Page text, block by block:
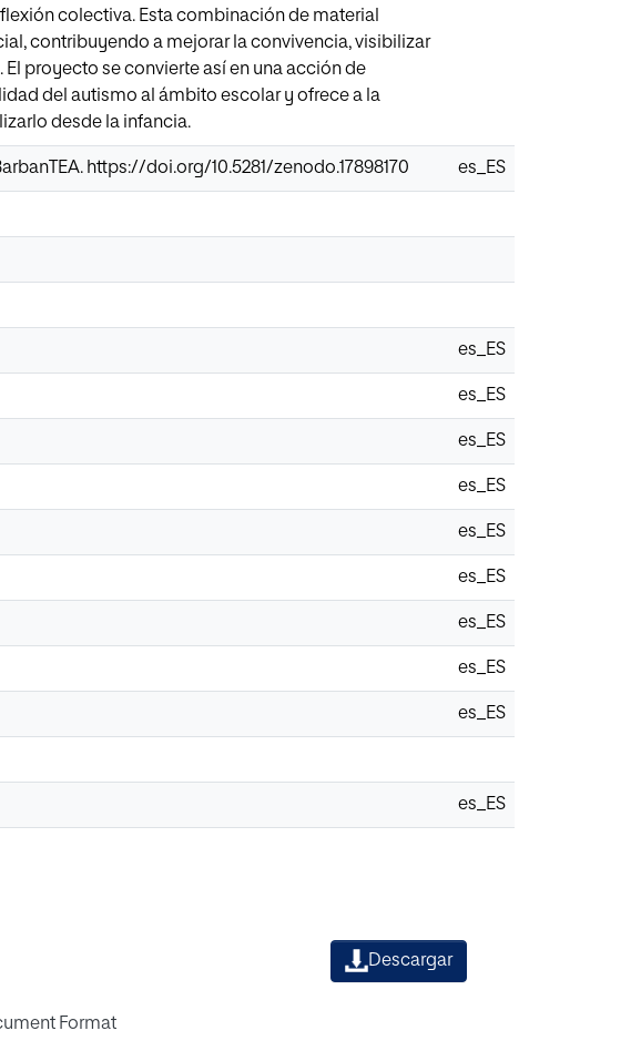
colectiva. Esta combinación de material
contribuyendo a mejorar la convivencia, visibilizar
proyecto se convierte así en una acción de
del autismo al ámbito escolar y ofrece a la
desde la infancia.
https://doi.org/10.5281/zenodo.17898170 es_ES
es_ES
es_ES
es_ES
es_ES
es_ES
es_ES
es_ES
es_ES
es_ES
es_ES
Format
Descargar